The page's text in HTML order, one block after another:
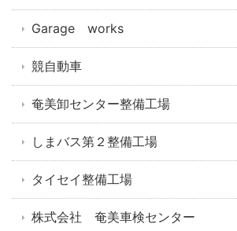
Garage works
競自動車
奄美卸センター整備工場
しまバス第２整備工場
タイセイ整備工場
株式会社 奄美車検センター